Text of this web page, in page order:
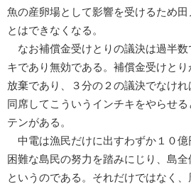
魚の産卵場として影響を受けるため田
とはできなくなる。
なお補償金受けとりの議決は過半数
キであり無効である。補償金受けと
放棄であり、３分の２の議決でなけ
同席してこういうインチキをやらせ
テンがある。
中電は漁民だけに出すわずか１０億
困難な島民の努力を踏みにじり、島
というのである。それだけではなく